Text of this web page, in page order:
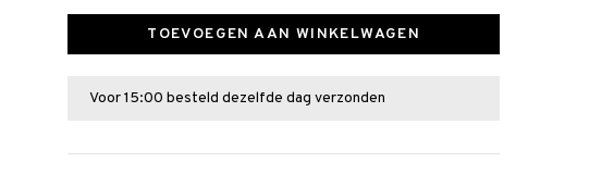
TOEVOEGEN AAN WINKELWAGEN
Voor 15:00 besteld dezelfde dag verzonden